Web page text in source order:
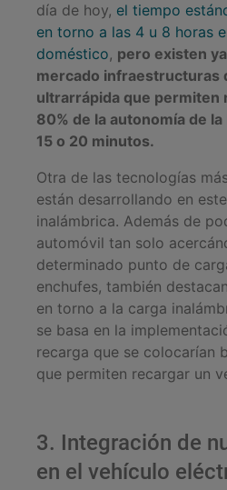
día de hoy, el tiempo
en torno a las 4 u 8 horas
doméstico, pero existen
mercado infraestructuras
ultrarrápida que permiten
80% de la autonomía de
15 o 20 minutos.
Otra de las tecnologías
están desarrollando en
inalámbrica. Además de
automóvil tan solo
determinado punto de
enchufes, también
en torno a la carga
se basa en la
recarga que se colocarían
que permiten recargar un
3. Integración de
en el vehículo